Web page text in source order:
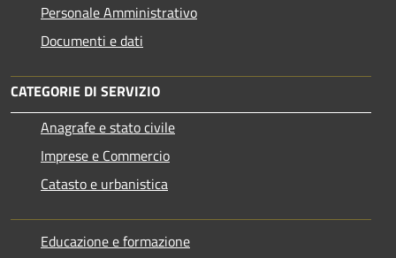
Personale Amministrativo
Documenti e dati
CATEGORIE DI SERVIZIO
Anagrafe e stato civile
Imprese e Commercio
Catasto e urbanistica
Educazione e formazione